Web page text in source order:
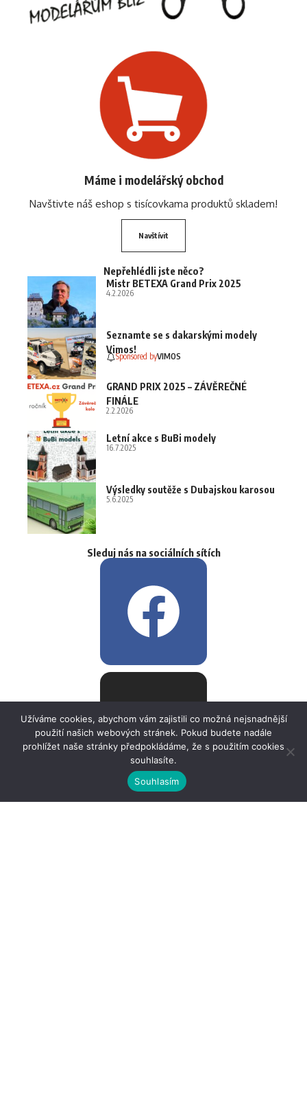
Máme i modelářský obchod
Navštivte náš eshop s tisícovkama produktů skladem!
Navštívit
Nepřehlédli jste něco?
Mistr BETEXA Grand Prix 2025
4.2.2026
Seznamte se s dakarskými modely
Vimos!
Sponsored byVIMOS
GRAND PRIX 2025 – ZÁVĚREČNÉ
FINÁLE
2.2.2026
Letní akce s BuBi modely
16.7.2025
Výsledky soutěže s Dubajskou karosou
5.6.2025
Sleduj nás na sociálních sítích
Užíváme cookies, abychom vám zajistili co možná nejsnadnější
použití našich webových stránek. Pokud budete nadále
prohlížet naše stránky předpokládáme, že s použitím cookies
souhlasíte.
Souhlasím